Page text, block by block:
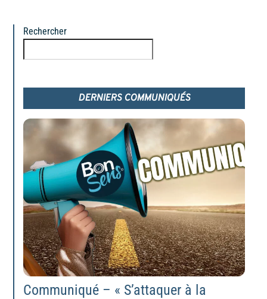
Rechercher
DERNIERS COMMUNIQUÉS
Communiqué – « S’attaquer à la